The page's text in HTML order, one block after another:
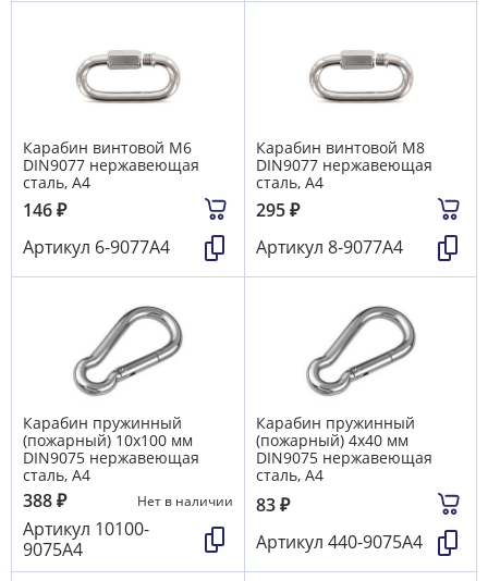
Карабин винтовой M6
DIN9077 нержавеющая
сталь, A4
146₽
Артикул 6-9077А4
Карабин винтовой M8
DIN9077 нержавеющая
сталь, A4
295₽
Артикул 8-9077А4
Карабин пружинный
(пожарный) 10х100 мм
DIN9075 нержавеющая
сталь, А4
388₽ Нет в наличии
Артикул 10100-
9075А4
Карабин пружинный
(пожарный) 4х40 мм
DIN9075 нержавеющая
сталь, А4
83₽
Артикул 440-9075А4